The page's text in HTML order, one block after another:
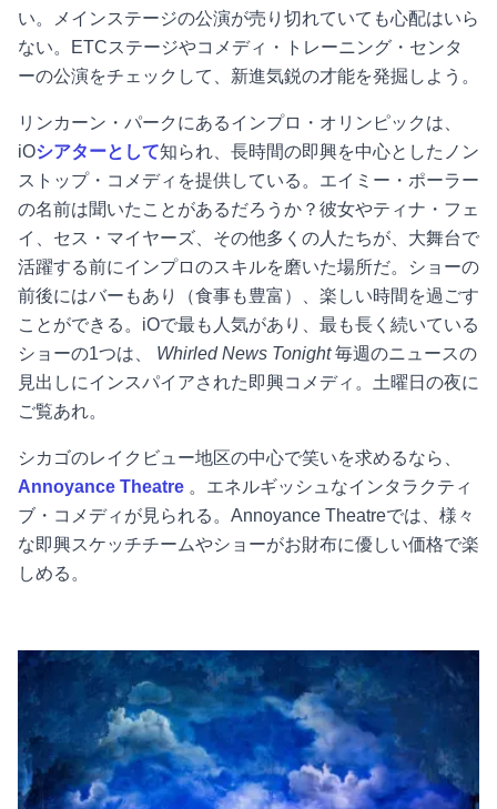
い。メインステージの公演が売り切れていても心配はいら
ない。ETCステージやコメディ・トレーニング・センタ
ーの公演をチェックして、新進気鋭の才能を発掘しよう。
リンカーン・パークにあるインプロ・オリンピックは、
iOシアターとして知られ、長時間の即興を中心としたノン
ストップ・コメディを提供している。エイミー・ポーラー
の名前は聞いたことがあるだろうか？彼女やティナ・フェ
イ、セス・マイヤーズ、その他多くの人たちが、大舞台で
活躍する前にインプロのスキルを磨いた場所だ。ショーの
前後にはバーもあり（食事も豊富）、楽しい時間を過ごす
ことができる。iOで最も人気があり、最も長く続いている
ショーの1つは、
Whirled News Tonight 毎週のニュースの
見出しにインスパイアされた即興コメディ。土曜日の夜に
ご覧あれ。
シカゴのレイクビュー地区の中心で笑いを求めるなら、
Annoyance Theatre 。エネルギッシュなインタラクティ
ブ・コメディが見られる。Annoyance Theatreでは、様々
な即興スケッチチームやショーがお財布に優しい価格で楽
しめる。